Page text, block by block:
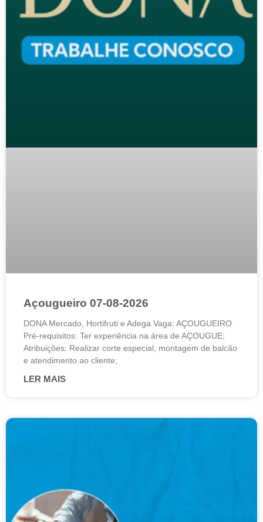
Açougueiro 07-08-2026
DONA Mercado, Hortifruti e Adega Vaga: AÇOUGUEIRO
Pré-requisitos: Ter experiência na área de AÇOUGUE;
Atribuições: Realizar corte especial, montagem de balcão
e atendimento ao cliente;
LER MAIS